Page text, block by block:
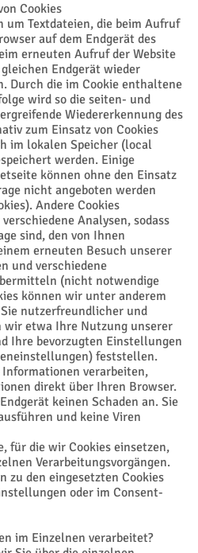
Cookies
um Textdateien, die beim Aufruf
auf dem Endgerät des
erneuten Aufruf der Website
Endgerät wieder
Durch die im Cookie enthaltene
wird so die seiten- und
Wiedererkennung des
zum Einsatz von Cookies
im lokalen Speicher (local
werden. Einige
können ohne den Einsatz
nicht angeboten werden
Andere Cookies
Analysen, sodass
sind, den von Ihnen
erneuten Besuch unserer
und verschiedene
(nicht notwendige
können wir unter anderem
nutzerfreundlicher und
etwa Ihre Nutzung unserer
Ihre bevorzugten Einstellungen
feststellen.
verarbeiten,
direkt über Ihren Browser.
keinen Schaden an. Sie
und keine Viren
für die wir Cookies einsetzen,
Verarbeitungsvorgängen.
den eingesetzten Cookies
oder im Consent-
im Einzelnen verarbeitet?